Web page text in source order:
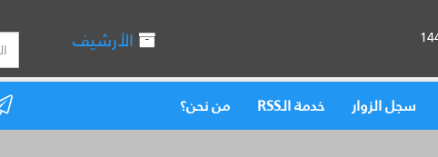
الأرشيف
سجل الزوار خدمة الـRSS من نحن؟